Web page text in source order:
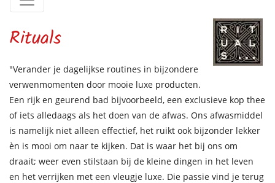
Rituals
"Verander je dagelijkse routines in bijzondere
verwenmomenten door mooie luxe producten.
Een rijk en geurend bad bijvoorbeeld, een exclusieve kop thee
of iets alledaags als het doen van de afwas. Ons afwasmiddel
is namelijk niet alleen effectief, het ruikt ook bijzonder lekker
èn is mooi om naar te kijken. Dat is waar het bij ons om
draait; weer even stilstaan bij de kleine dingen in het leven
en het verrijken met een vleugje luxe. Die passie vind je terug